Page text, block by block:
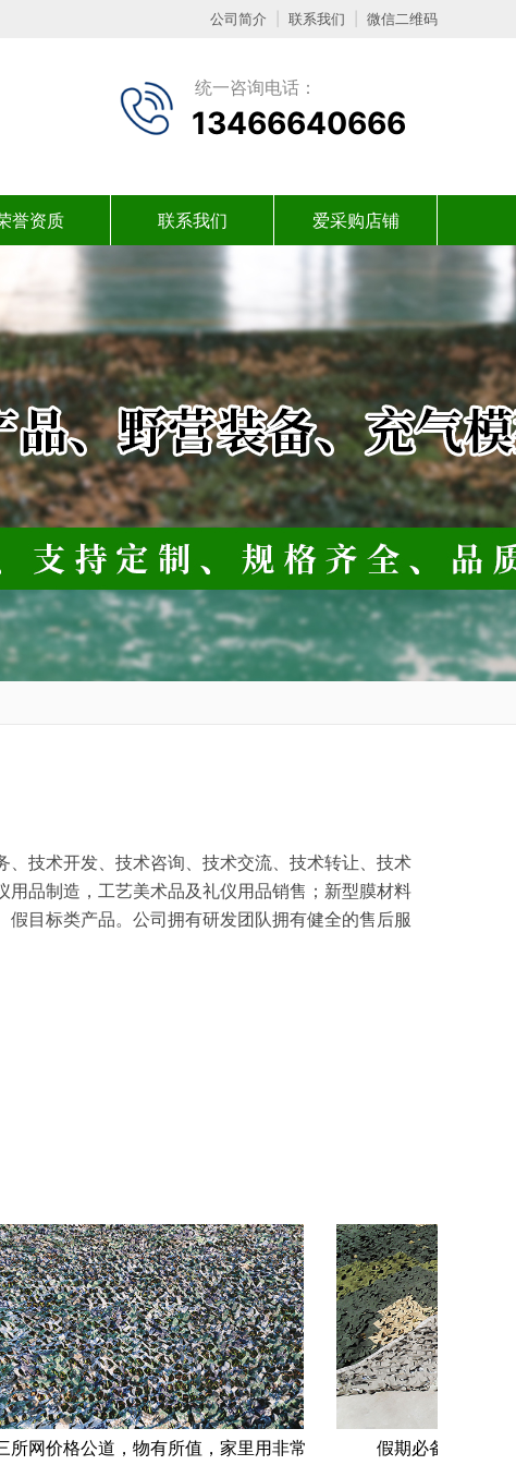
公司简介 联系我们 微信二维码
统一咨询电话：
13466640666
誉资质 联系我们 爱采购店铺
技术开发、技术咨询、技术交流、技术转让、技术
品制造，工艺美术品及礼仪用品销售；新型膜材料
目标类产品。公司拥有研发团队拥有健全的售后服
所网价格公道，物有所值，家里用非常
假期必备！带孩子